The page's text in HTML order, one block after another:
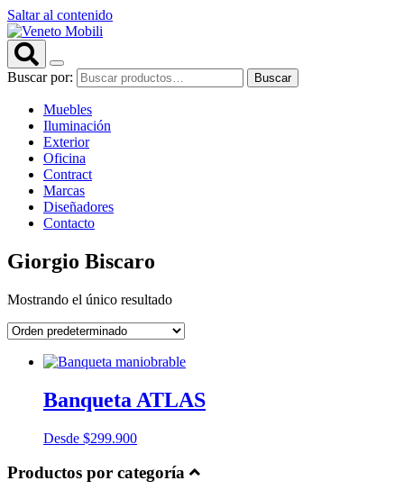
Saltar al contenido
Buscar por: Buscar
Muebles
Iluminación
Exterior
Oficina
Contract
Marcas
Diseñadores
Contacto
Giorgio Biscaro
Mostrando el único resultado
Banqueta ATLAS
Desde $299.900
Productos por categoría